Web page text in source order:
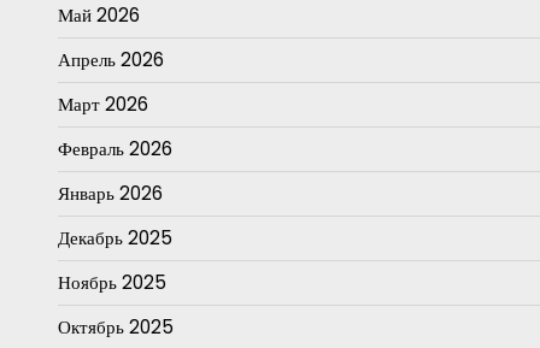
Май 2026
Апрель 2026
Март 2026
Февраль 2026
Январь 2026
Декабрь 2025
Ноябрь 2025
Октябрь 2025